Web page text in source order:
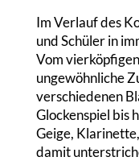
Im Verlauf des
und Schüler in
Vom
ungewöhnliche
verschiedenen
Glockenspiel bis
Geige,
damit